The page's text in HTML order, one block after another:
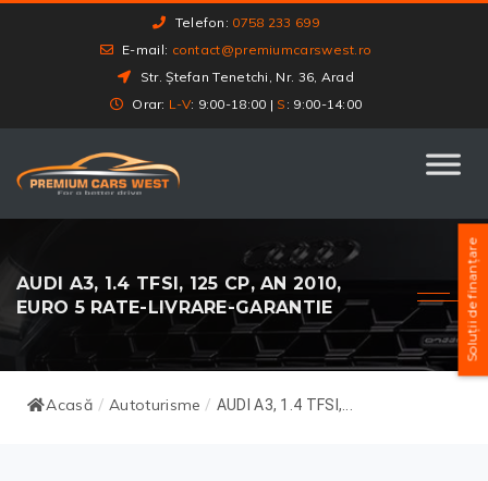
Telefon: 0758 233 699
E-mail: contact@premiumcarswest.ro
Str. Ștefan Tenetchi, Nr. 36, Arad
Orar: L-V: 9:00-18:00 | S : 9:00-14:00
AUDI A3, 1.4 TFSI, 125 CP, AN 2010,
EURO 5 RATE-LIVRARE-GARANTIE
Acasă / Autoturisme / AUDI A3, 1.4 TFSI,...
Soluții de finanțare